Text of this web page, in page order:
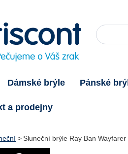
Dámské brýle Pánské
a prodejny
Sluneční brýle Ray Ban